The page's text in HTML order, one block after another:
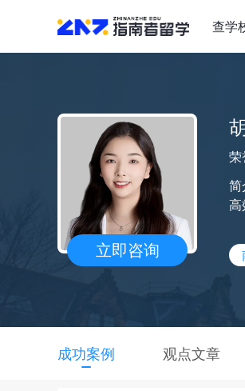
查学
立即咨询
荣
简
高
成功案例 观点文章